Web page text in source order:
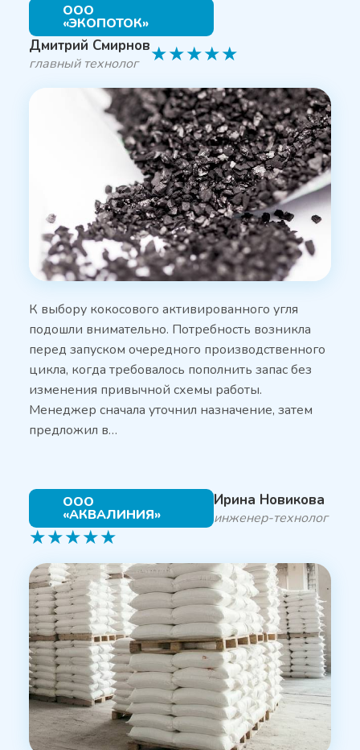
ООО
«ЭКОПОТОК»
Дмитрий Смирнов
главный технолог ★★★★★
К выбору кокосового активированного угля
подошли внимательно. Потребность возникла
перед запуском очередного производственного
цикла, когда требовалось пополнить запас без
изменения привычной схемы работы.
Менеджер сначала уточнил назначение, затем
предложил в…
ООО
«АКВАЛИНИЯ»
Ирина Новикова
инженер-технолог
★★★★★